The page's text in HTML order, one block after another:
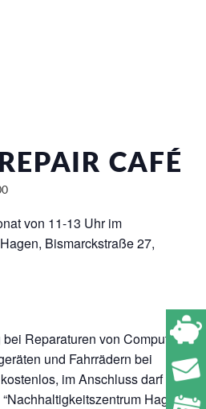
CAFÉ
von 11-13 Uhr im
Bismarckstraße 27,
Reparaturen von Computern,
und Fahrrädern bei
im Anschluss darf
Hagen